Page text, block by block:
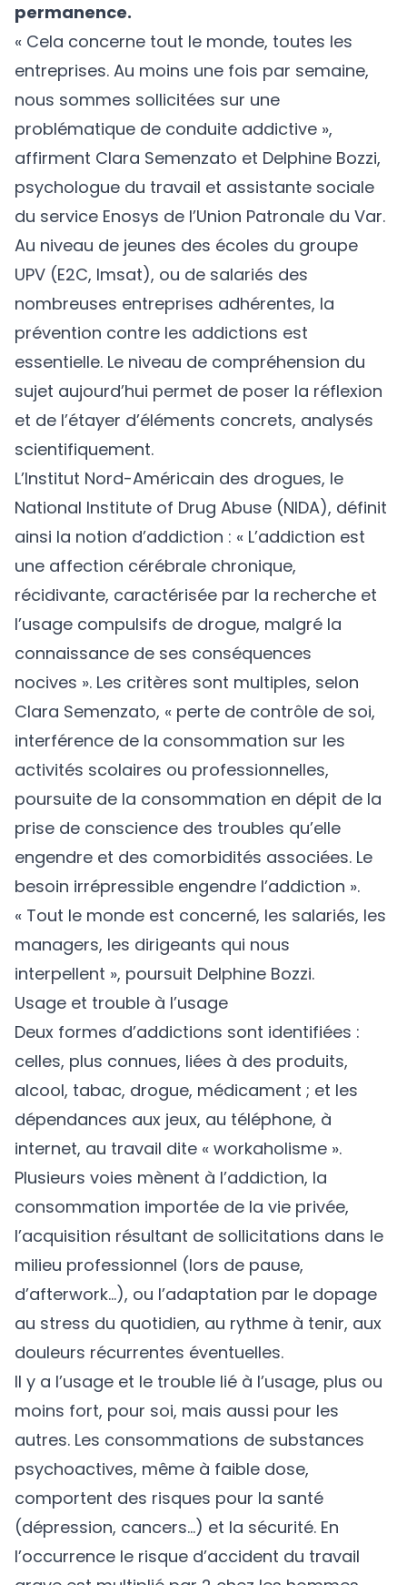
permanence.
« Cela concerne tout le monde, toutes les
entreprises. Au moins une fois par semaine,
nous sommes sollicitées sur une
problématique de conduite addictive »,
affirment Clara Semenzato et Delphine Bozzi,
psychologue du travail et assistante sociale
du service Enosys de l’Union Patronale du Var.
Au niveau de jeunes des écoles du groupe
UPV (E2C, Imsat), ou de salariés des
nombreuses entreprises adhérentes, la
prévention contre les addictions est
essentielle. Le niveau de compréhension du
sujet aujourd’hui permet de poser la réflexion
et de l’étayer d’éléments concrets, analysés
scientifiquement.
L’Institut Nord-Américain des drogues, le
National Institute of Drug Abuse (NIDA), définit
ainsi la notion d’addiction : « L’addiction est
une affection cérébrale chronique,
récidivante, caractérisée par la recherche et
l’usage compulsifs de drogue, malgré la
connaissance de ses conséquences
nocives ». Les critères sont multiples, selon
Clara Semenzato, « perte de contrôle de soi,
interférence de la consommation sur les
activités scolaires ou professionnelles,
poursuite de la consommation en dépit de la
prise de conscience des troubles qu’elle
engendre et des comorbidités associées. Le
besoin irrépressible engendre l’addiction ».
« Tout le monde est concerné, les salariés, les
managers, les dirigeants qui nous
interpellent », poursuit Delphine Bozzi.
Usage et trouble à l’usage
Deux formes d’addictions sont identifiées :
celles, plus connues, liées à des produits,
alcool, tabac, drogue, médicament ; et les
dépendances aux jeux, au téléphone, à
internet, au travail dite « workaholisme ».
Plusieurs voies mènent à l’addiction, la
consommation importée de la vie privée,
l’acquisition résultant de sollicitations dans le
milieu professionnel (lors de pause,
d’afterwork…), ou l’adaptation par le dopage
au stress du quotidien, au rythme à tenir, aux
douleurs récurrentes éventuelles.
Il y a l’usage et le trouble lié à l’usage, plus ou
moins fort, pour soi, mais aussi pour les
autres. Les consommations de substances
psychoactives, même à faible dose,
comportent des risques pour la santé
(dépression, cancers…) et la sécurité. En
l’occurrence le risque d’accident du travail